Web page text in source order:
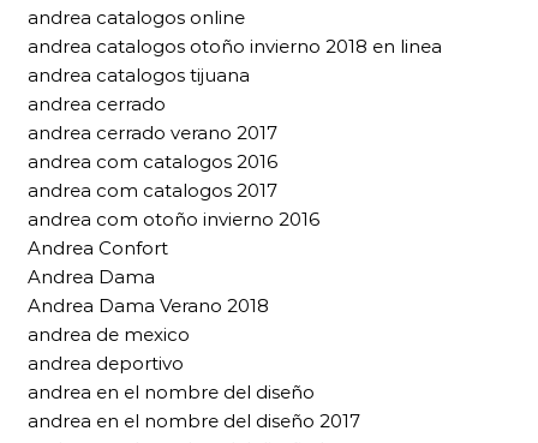
andrea catalogos online
andrea catalogos otoño invierno 2018 en linea
andrea catalogos tijuana
andrea cerrado
andrea cerrado verano 2017
andrea com catalogos 2016
andrea com catalogos 2017
andrea com otoño invierno 2016
Andrea Confort
Andrea Dama
Andrea Dama Verano 2018
andrea de mexico
andrea deportivo
andrea en el nombre del diseño
andrea en el nombre del diseño 2017